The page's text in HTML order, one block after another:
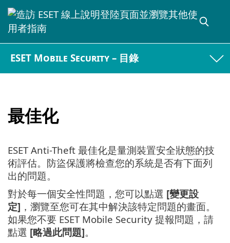
ESET Mobile Security – 目錄
最佳化
ESET Anti-Theft 最佳化是量測裝置安全狀態的技
術評估。防盜保護將檢查您的系統是否有下面列
出的問題。
對於每一個安全性問題，您可以點選 [變更設
定] ，瀏覽至您可在其中解決該特定問題的畫面。
如果您不要 ESET Mobile Security 提報問題，請
點選 [略過此問題]。